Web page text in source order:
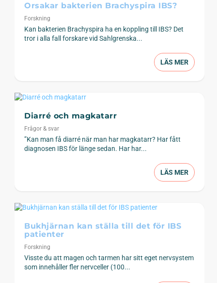
Orsakar bakterien Brachyspira IBS?
Forskning
Kan bakterien Brachyspira ha en koppling till IBS? Det
tror i alla fall forskare vid Sahlgrenska...
LÄS MER
Diarré och magkatarr
Frågor & svar
”Kan man få diarré när man har magkatarr? Har fått
diagnosen IBS för länge sedan. Har har...
LÄS MER
Bukhjärnan kan ställa till det för IBS
patienter
Forskning
Visste du att magen och tarmen har sitt eget nervsystem
som innehåller fler nervceller (100...